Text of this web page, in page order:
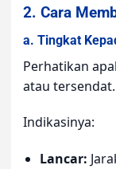
2. Cara
a. Tingkat
Perhatikan
atau tersendat.
Indikasinya:
Lancar: